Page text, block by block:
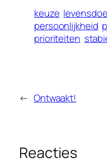
keuze
persoonlijkheid
prioriteiten
← Ontwaakt!
Reacties